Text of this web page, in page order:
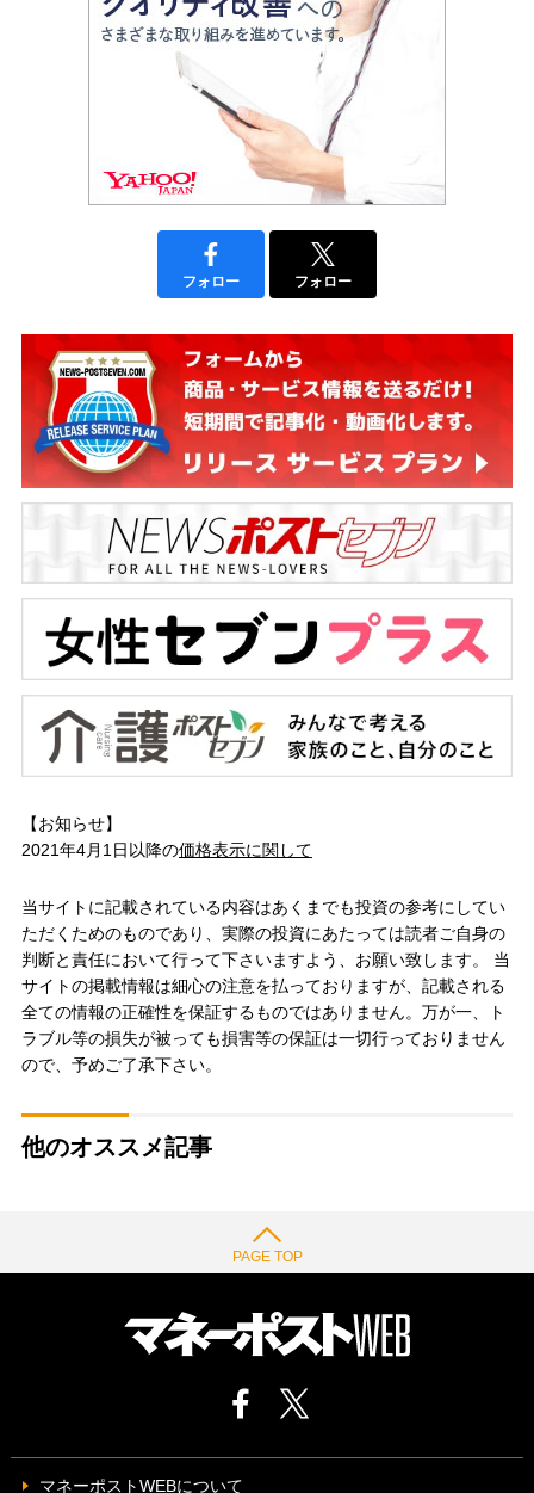
フォロー フォロー
【お知らせ】
2021年4月1日以降の価格表示に関して
当サイトに記載されている内容はあくまでも投資の参考にしてい
ただくためのものであり、実際の投資にあたっては読者ご自身の
判断と責任において行って下さいますよう、お願い致します。 当
サイトの掲載情報は細心の注意を払っておりますが、記載される
全ての情報の正確性を保証するものではありません。万が一、ト
ラブル等の損失が被っても損害等の保証は一切行っておりません
ので、予めご了承下さい。
他のオススメ記事
PAGE TOP
マネーポストWEBについて